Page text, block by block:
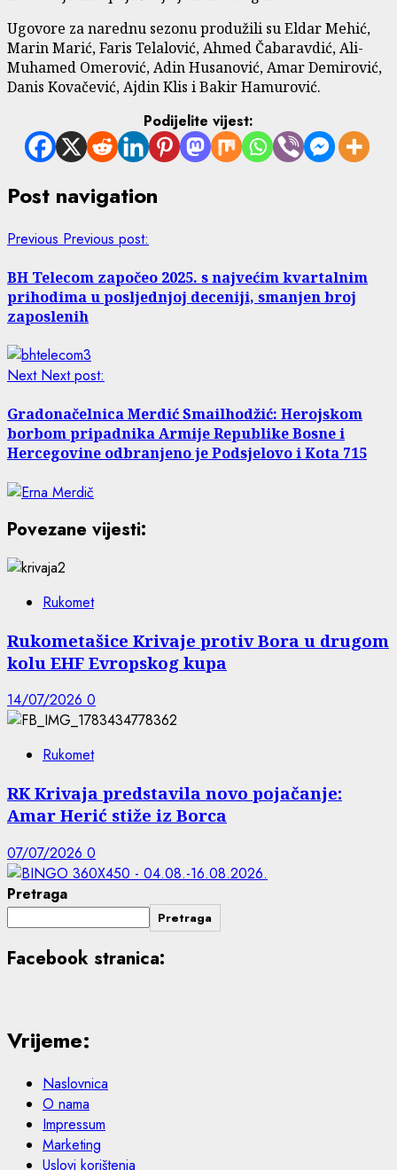
Ugovore za narednu sezonu produžili su Eldar Mehić,
Marin Marić, Faris Telalović, Ahmed Čabaravdić, Ali-
Muhamed Omerović, Adin Husanović, Amar Demirović,
Danis Kovačević, Ajdin Klis i Bakir Hamurović.
Podijelite vijest:
Post navigation
Previous Previous post:
BH Telecom započeo 2025. s najvećim kvartalnim
prihodima u posljednjoj deceniji, smanjen broj
zaposlenih
Next Next post:
Gradonačelnica Merdić Smailhodžić: Herojskom
borbom pripadnika Armije Republike Bosne i
Hercegovine odbranjeno je Podsjelovo i Kota 715
Povezane vijesti:
Rukomet
Rukometašice Krivaje protiv Bora u drugom
kolu EHF Evropskog kupa
14/07/2026 0
Rukomet
RK Krivaja predstavila novo pojačanje:
Amar Herić stiže iz Borca
07/07/2026 0
Pretraga
Pretraga
Facebook stranica:
Vrijeme:
Naslovnica
O nama
Impressum
Marketing
Uslovi korištenja